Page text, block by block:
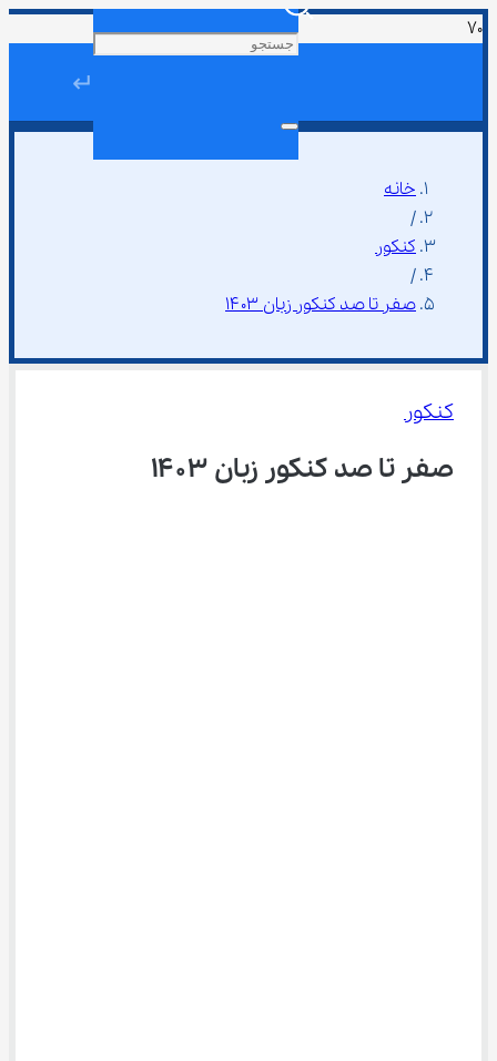
↵
خانه
/
کنکور
/
صفر تا صد کنکور زبان ۱۴۰۳
کنکور
صفر تا صد کنکور زبان ۱۴۰۳